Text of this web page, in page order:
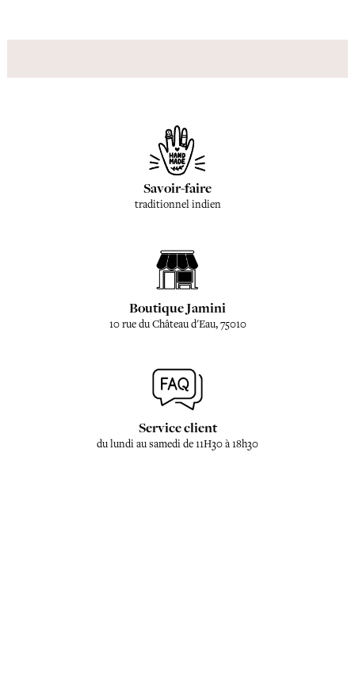
Savoir-faire
traditionnel indien
Boutique Jamini
10 rue du Château d'Eau, 75010
Service client
du lundi au samedi de 11H30 à 18h30